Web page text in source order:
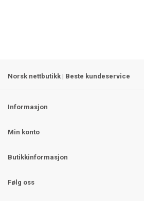
Norsk nettbutikk | Beste kundeservice
Informasjon
Min konto
Butikkinformasjon
Følg oss